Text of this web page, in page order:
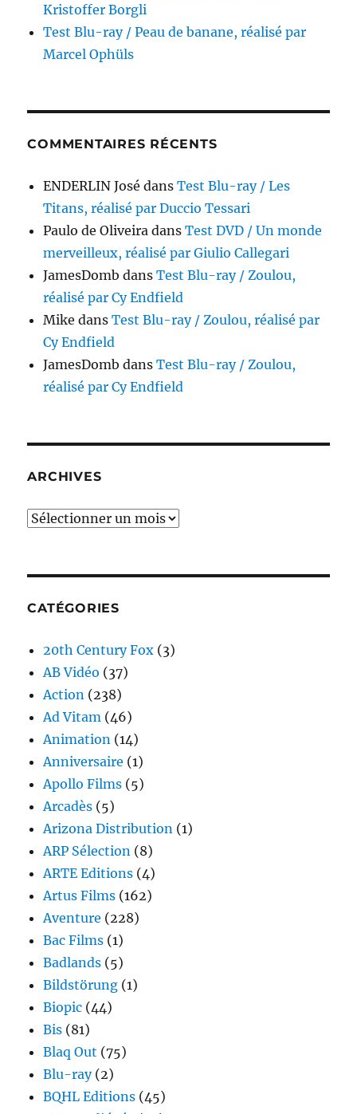
Kristoffer Borgli
Test Blu-ray / Peau de banane, réalisé par
Marcel Ophüls
COMMENTAIRES RÉCENTS
ENDERLIN José dansTest Blu-ray / Les
Titans, réalisé par Duccio Tessari
Paulo de Oliveira dansTest DVD / Un monde
merveilleux, réalisé par Giulio Callegari
JamesDomb dansTest Blu-ray / Zoulou,
réalisé par Cy Endfield
Mike dansTest Blu-ray / Zoulou, réalisé par
Cy Endfield
JamesDomb dansTest Blu-ray / Zoulou,
réalisé par Cy Endfield
ARCHIVES
Archives
CATÉGORIES
20th Century Fox (3)
AB Vidéo (37)
Action (238)
Ad Vitam (46)
Animation (14)
Anniversaire (1)
Apollo Films (5)
Arcadès (5)
Arizona Distribution (1)
ARP Sélection (8)
ARTE Editions (4)
Artus Films (162)
Aventure (228)
Bac Films (1)
Badlands (5)
Bildstörung (1)
Biopic (44)
Bis (81)
Blaq Out (75)
Blu-ray(2)
BQHL Editions (45)